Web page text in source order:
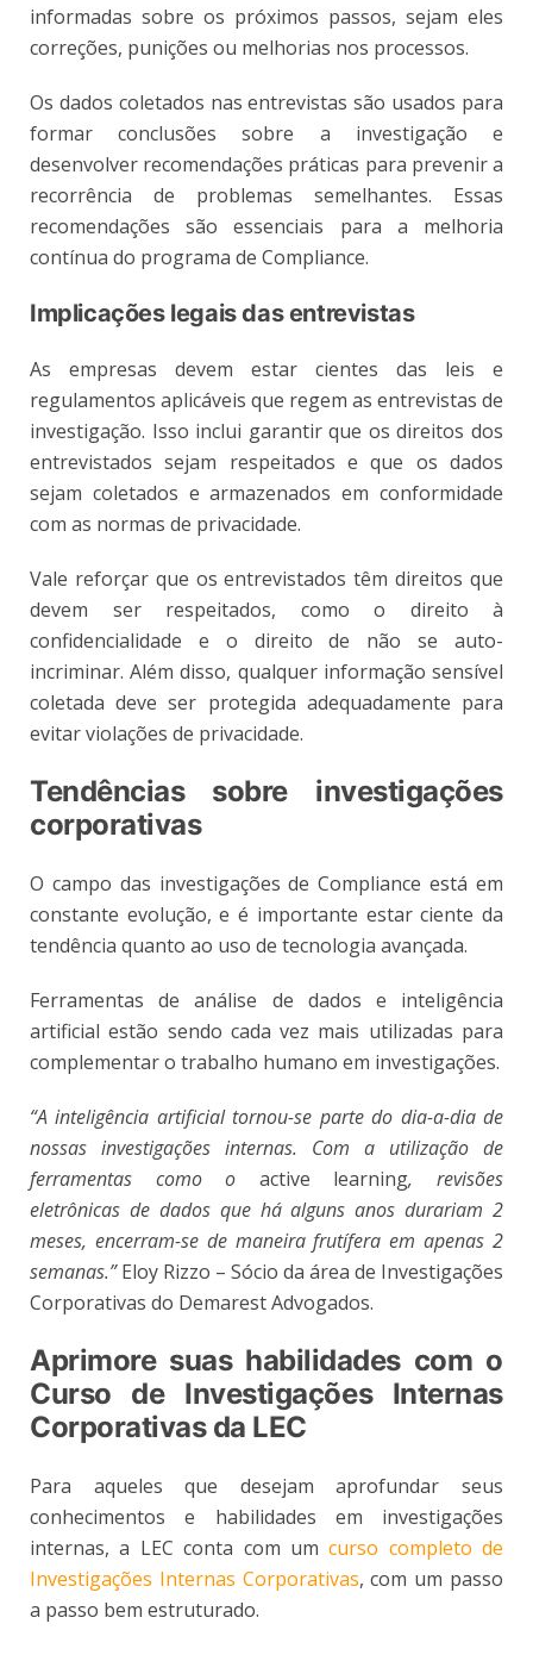
informadas sobre os próximos passos, sejam eles
correções, punições ou melhorias nos processos.
Os dados coletados nas entrevistas são usados para
formar conclusões sobre a investigação e
desenvolver recomendações práticas para prevenir a
recorrência de problemas semelhantes. Essas
recomendações são essenciais para a melhoria
contínua do programa de Compliance.
Implicações legais das entrevistas
As empresas devem estar cientes das leis e
regulamentos aplicáveis que regem as entrevistas de
investigação. Isso inclui garantir que os direitos dos
entrevistados sejam respeitados e que os dados
sejam coletados e armazenados em conformidade
com as normas de privacidade.
Vale reforçar que os entrevistados têm direitos que
devem ser respeitados, como o direito à
confidencialidade e o direito de não se auto-
incriminar. Além disso, qualquer informação sensível
coletada deve ser protegida adequadamente para
evitar violações de privacidade.
Tendências sobre investigações
corporativas
O campo das investigações de Compliance está em
constante evolução, e é importante estar ciente da
tendência quanto ao uso de tecnologia avançada.
Ferramentas de análise de dados e inteligência
artificial estão sendo cada vez mais utilizadas para
complementar o trabalho humano em investigações.
“A inteligência artificial tornou-se parte do dia-a-dia de
nossas investigações internas. Com a utilização de
ferramentas como o active learning, revisões
eletrônicas de dados que há alguns anos durariam 2
meses, encerram-se de maneira frutífera em apenas 2
semanas.”Eloy Rizzo – Sócio da área de Investigações
Corporativas do Demarest Advogados.
Aprimore suas habilidades com o
Curso de Investigações Internas
Corporativas da LEC
Para aqueles que desejam aprofundar seus
conhecimentos e habilidades em investigações
internas, a LEC conta com umcurso completo de
Investigações Internas Corporativas, com um passo
a passo bem estruturado.